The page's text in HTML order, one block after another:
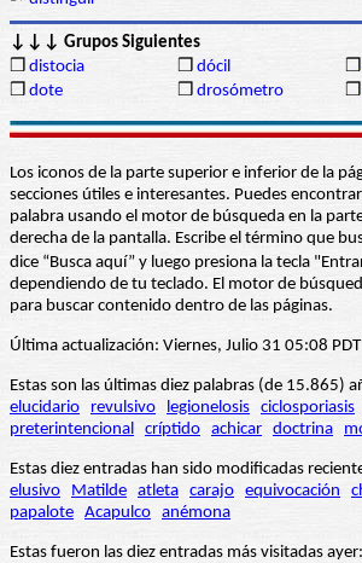
↓↓↓ Grupos Siguientes
❒ distocia ❒ dócil ❒
❒ dote ❒ drosómetro ❒
Los iconos de la parte superior e inferior de la
secciones útiles e interesantes. Puedes
palabra usando el motor de búsqueda en la
derecha de la pantalla. Escribe el término que
dice “Busca aquí” y luego presiona la tecla
dependiendo de tu teclado. El motor de
para buscar contenido dentro de las páginas.
Última actualización: Viernes, Julio 31 05:08
Estas son las últimas diez palabras (de 15.865)
elucidario
revulsivo legionelosis ciclosporiasis
preterintencional críptido achicar doctrina
Estas diez entradas han sido modificadas
elusivo
Matilde atleta carajo equivocación
papalote Acapulco anémona
Estas fueron las diez entradas más visitadas ayer: